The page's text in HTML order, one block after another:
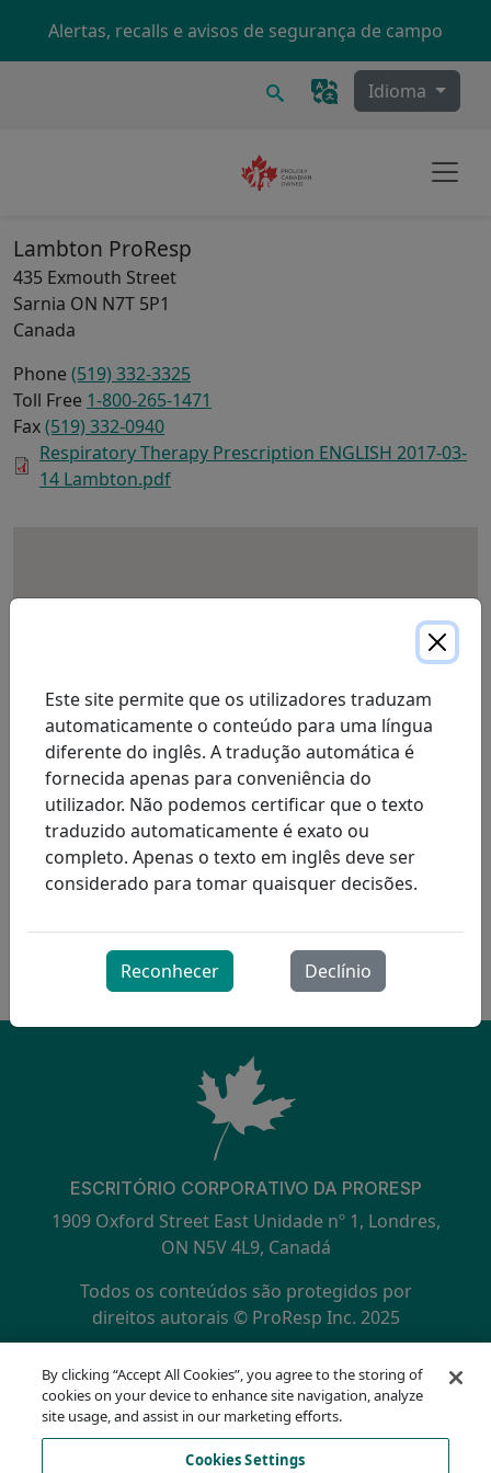
Alertas, recalls e avisos de segurança de campo
Procurar Idioma
Lambton ProResp
435 Exmouth Street
Sarnia ON N7T 5P1
Canada
Phone (519) 332-3325
Toll Free 1-800-265-1471
Fax(519) 332-0940
Respiratory Therapy Prescription ENGLISH 2017-03-
14 Lambton.pdf
ESCRITÓRIO CORPORATIVO DA PRORESP
1909 Oxford Street East Unidade nº 1, Londres,
ON N5V 4L9, Canadá
Todos os conteúdos são protegidos por
direitos autorais © ProResp Inc. 2025
SECONDARY MENU
política de Privacidade
Linha direta de conformidade
Termos de Uso
AODA
Este site permite que os utilizadores traduzam
automaticamente o conteúdo para uma língua
diferente do inglês. A tradução automática é
fornecida apenas para conveniência do
utilizador. Não podemos certificar que o texto
traduzido automaticamente é exato ou
completo. Apenas o texto em inglês deve ser
considerado para tomar quaisquer decisões.
Reconhecer Declínio
By clicking “Accept All Cookies”, you agree to the storing of
cookies on your device to enhance site navigation, analyze
site usage, and assist in our marketing efforts.
Cookies Settings